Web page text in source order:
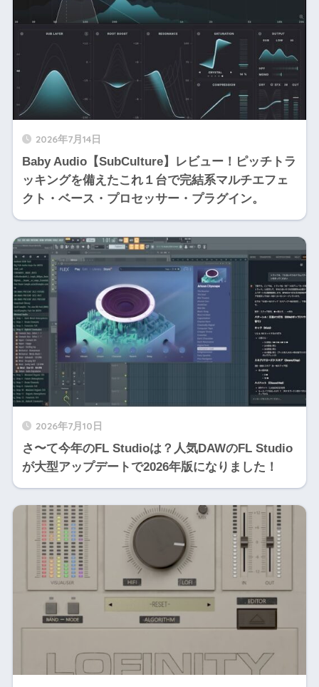
2026年7月14日
Baby Audio【SubCulture】レビュー！ピッチトラ
ッキングを備えたこれ１台で完結系マルチエフェ
クト・ベース・プロセッサー・プラグイン。
2026年7月10日
さ〜て今年のFL Studioは？人気DAWのFL Studio
が大型アップデートで2026年版になりました！